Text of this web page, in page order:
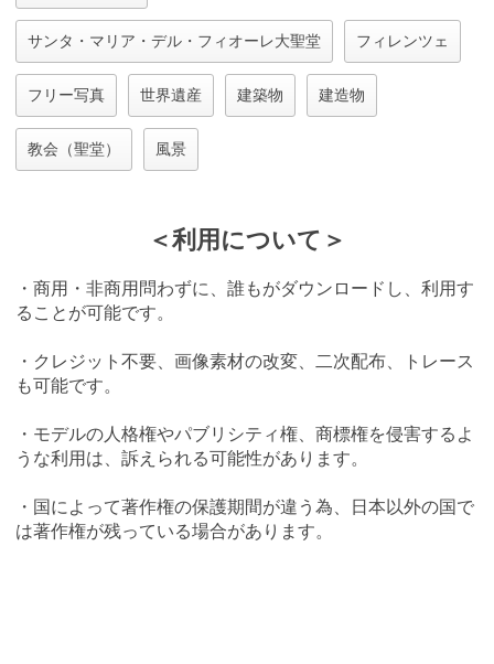
サンタ・マリア・デル・フィオーレ大聖堂 フィレンツェ
フリー写真 世界遺産 建築物 建造物
教会（聖堂） 風景
＜利用について＞
・商用・非商用問わずに、誰もがダウンロードし、利用す
ることが可能です。
・クレジット不要、画像素材の改変、二次配布、トレース
も可能です。
・モデルの人格権やパブリシティ権、商標権を侵害するよ
うな利用は、訴えられる可能性があります。
・国によって著作権の保護期間が違う為、日本以外の国で
は著作権が残っている場合があります。